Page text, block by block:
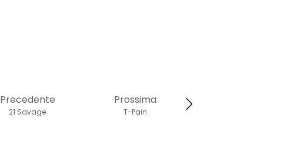
Prossima
T-Pain
Precedente
21 Savage